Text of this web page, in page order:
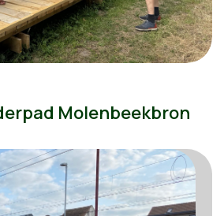
Molenbeekbron